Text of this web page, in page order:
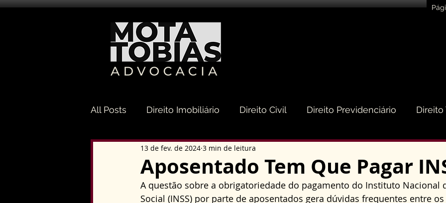
All Posts Direito Imobiliário Direito Civil Direito Previdenciário Direito
Direito Sucessório Direito do Consumidor
Direito Tributário Direito Empresarial e Societário Direito de Trânsito
Aposentado Tem Que Pagar
13 de fev. de 2024 3 min de leitura
A questão sobre a obrigatoriedade do pagamento do Instituto Nacional
Social (INSS) por parte de aposentados gera dúvidas frequentes entre